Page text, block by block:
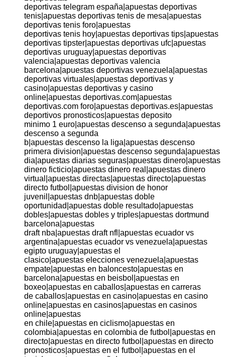
deportivas telegram españa|apuestas deportivas
tenis|apuestas deportivas tenis de mesa|apuestas
deportivas tenis foro|apuestas
deportivas tenis hoy|apuestas deportivas tips|apuestas
deportivas tipster|apuestas deportivas ufc|apuestas
deportivas uruguay|apuestas deportivas
valencia|apuestas deportivas valencia
barcelona|apuestas deportivas venezuela|apuestas
deportivas virtuales|apuestas deportivas y
casino|apuestas deportivas y casino
online|apuestas deportivas.com|apuestas
deportivas.com foro|apuestas deportivas.es|apuestas
deportivos pronosticos|apuestas deposito
minimo 1 euro|apuestas descenso a segunda|apuestas
descenso a segunda
b|apuestas descenso la liga|apuestas descenso
primera division|apuestas descenso segunda|apuestas
dia|apuestas diarias seguras|apuestas dinero|apuestas
dinero ficticio|apuestas dinero real|apuestas dinero
virtual|apuestas directas|apuestas directo|apuestas
directo futbol|apuestas division de honor
juvenil|apuestas dnb|apuestas doble
oportunidad|apuestas doble resultado|apuestas
dobles|apuestas dobles y triples|apuestas dortmund
barcelona|apuestas
draft nba|apuestas draft nfl|apuestas ecuador vs
argentina|apuestas ecuador vs venezuela|apuestas
egipto uruguay|apuestas el
clasico|apuestas elecciones venezuela|apuestas
empate|apuestas en baloncesto|apuestas en
barcelona|apuestas en beisbol|apuestas en
boxeo|apuestas en caballos|apuestas en carreras
de caballos|apuestas en casino|apuestas en casino
online|apuestas en casinos|apuestas en casinos
online|apuestas
en chile|apuestas en ciclismo|apuestas en
colombia|apuestas en colombia de futbol|apuestas en
directo|apuestas en directo futbol|apuestas en directo
pronosticos|apuestas en el futbol|apuestas en el